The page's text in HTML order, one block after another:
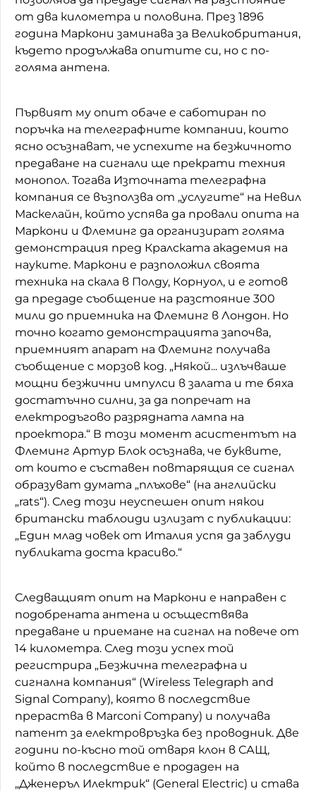
от два километра и половина. През 1896
година Маркони заминава за Великобритания,
където продължава опитите си, но с по-
голяма антена.
Първият му опит обаче е саботиран по
поръчка на телеграфните компании, които
ясно осъзнават, че успехите на безжичното
предаване на сигнали ще прекрати техния
монопол. Тогава Източната телеграфна
компания се възползва от „услугите“ на Невил
Маскелайн, който успява да провали опита на
Маркони и Флеминг да организират голяма
демонстрация пред Кралската академия на
науките. Маркони е разположил своята
техника на скала в Полду, Корнуол, и е готов
да предаде съобщение на разстояние 300
мили до приемника на Флеминг в Лондон. Но
точно когато демонстрацията започва,
приемният апарат на Флеминг получава
съобщение с морзов код. „Някой... излъчваше
мощни безжични импулси в залата и те бяха
достатъчно силни, за да попречат на
електродъгово разрядната лампа на
проектора.“ В този момент асистентът на
Флеминг Артур Блок осъзнава, че буквите,
от които е съставен повтарящия се сигнал
образуват думата „плъхове“ (на английски
„rats“). След този неуспешен опит някои
британски таблоиди излизат с публикации:
„Един млад човек от Италия успя да заблуди
публиката доста красиво.“
Следващият опит на Маркони е направен с
подобрената антена и осъществява
предаване и приемане на сигнал на повече от
14 километра. След този успех той
регистрира „Безжична телеграфна и
сигнална компания“ (Wireless Telegraph and
Signal Company), която в последствие
прераства в Marconi Company) и получава
патент за електровръзка без проводник. Две
години по-късно той отваря клон в САЩ,
който в последствие е продаден на
„Дженеръл Илектрик“ (General Electric) и става